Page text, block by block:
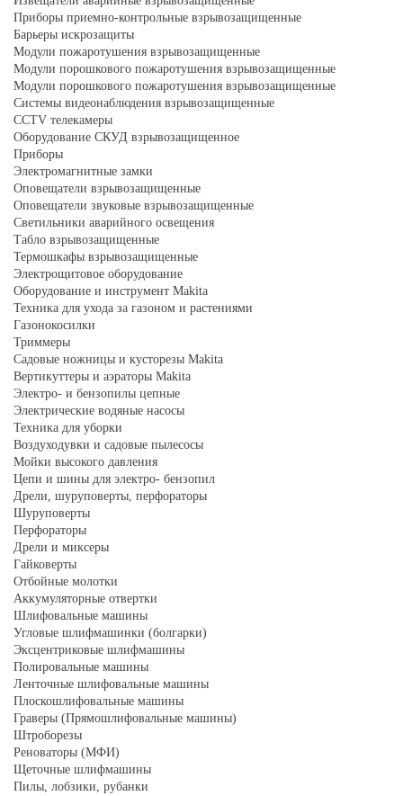
Приборы приемно-контрольные взрывозащищенные
Барьеры искрозащиты
Модули пожаротушения взрывозащищенные
Модули порошкового пожаротушения взрывозащищенные
Модули порошкового пожаротушения взрывозащищенные
Системы видеонаблюдения взрывозащищенные
CCTV телекамеры
Оборудование СКУД взрывозащищенное
Приборы
Электромагнитные замки
Оповещатели взрывозащищенные
Оповещатели звуковые взрывозащищенные
Светильники аварийного освещения
Табло взрывозащищенные
Термошкафы взрывозащищенные
Электрощитовое оборудование
Оборудование и инструмент Makita
Техника для ухода за газоном и растениями
Газонокосилки
Триммеры
Садовые ножницы и кусторезы Makita
Вертикуттеры и аэраторы Makita
Электро- и бензопилы цепные
Электрические водяные насосы
Техника для уборки
Воздуходувки и садовые пылесосы
Мойки высокого давления
Цепи и шины для электро- бензопил
Дрели, шуруповерты, перфораторы
Шуруповерты
Перфораторы
Дрели и миксеры
Гайковерты
Отбойные молотки
Аккумуляторные отвертки
Шлифовальные машины
Угловые шлифмашинки (болгарки)
Эксцентриковые шлифмашины
Полировальные машины
Ленточные шлифовальные машины
Плоскошлифовальные машины
Граверы (Прямошлифовальные машины)
Штроборезы
Реноваторы (МФИ)
Щеточные шлифмашины
Пилы, лобзики, рубанки